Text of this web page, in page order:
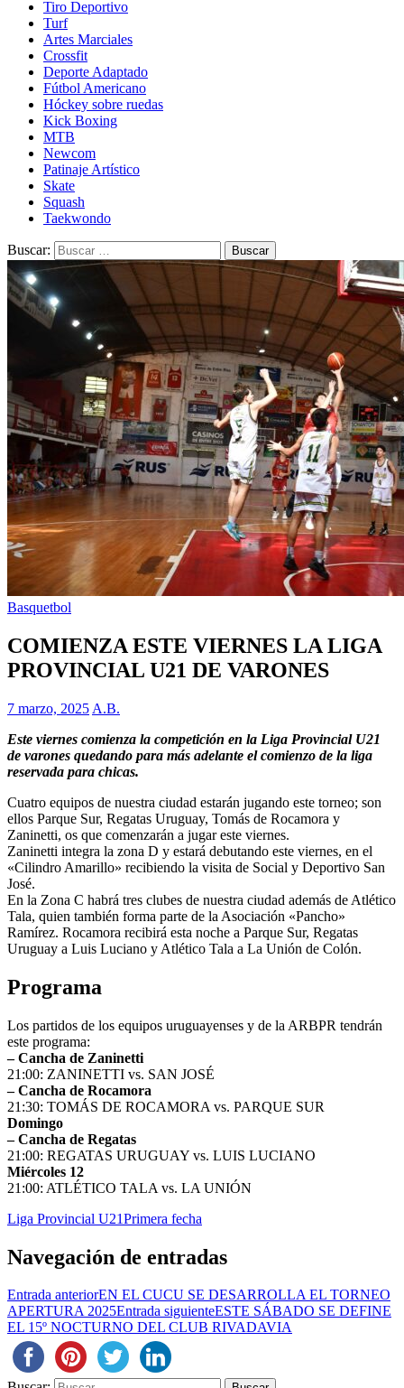
Tiro Deportivo
Turf
Artes Marciales
Crossfit
Deporte Adaptado
Fútbol Americano
Hóckey sobre ruedas
Kick Boxing
MTB
Newcom
Patinaje Artístico
Skate
Squash
Taekwondo
Buscar:
Basquetbol
COMIENZA ESTE VIERNES LA LIGA
PROVINCIAL U21 DE VARONES
7 marzo, 2025 A.B.
Este viernes comienza la competición en la Liga Provincial U21
de varones quedando para más adelante el comienzo de la liga
reservada para chicas.
Cuatro equipos de nuestra ciudad estarán jugando este torneo; son
ellos Parque Sur, Regatas Uruguay, Tomás de Rocamora y
Zaninetti, os que comenzarán a jugar este viernes.
Zaninetti integra la zona D y estará debutando este viernes, en el
«Cilindro Amarillo» recibiendo la visita de Social y Deportivo San
José.
En la Zona C habrá tres clubes de nuestra ciudad además de Atlético
Tala, quien también forma parte de la Asociación «Pancho»
Ramírez. Rocamora recibirá esta noche a Parque Sur, Regatas
Uruguay a Luis Luciano y Atlético Tala a La Unión de Colón.
Programa
Los partidos de los equipos uruguayenses y de la ARBPR tendrán
este programa:
– Cancha de Zaninetti
21:00: ZANINETTI vs. SAN JOSÉ
– Cancha de Rocamora
21:30: TOMÁS DE ROCAMORA vs. PARQUE SUR
Domingo
– Cancha de Regatas
21:00: REGATAS URUGUAY vs. LUIS LUCIANO
Miércoles 12
21:00: ATLÉTICO TALA vs. LA UNIÓN
Liga Provincial U21Primera fecha
Navegación de entradas
Entrada anteriorEN EL CUCU SE DESARROLLA EL TORNEO
APERTURA 2025Entrada siguienteESTE SÁBADO SE DEFINE
EL 15º NOCTURNO DEL CLUB RIVADAVIA